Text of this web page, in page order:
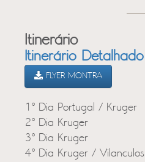
Itinerário
Itinerário Detalhado
FLYER MONTRA
1º Dia Portugal / Kruger
2º Dia Kruger
3º Dia Kruger
4º Dia Kruger / Vilanculos